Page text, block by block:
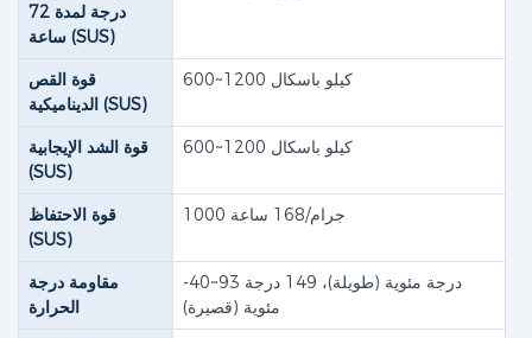
درجة لمدة 72
ساعة (SUS)
قوة القص
الديناميكية (SUS)
600~1200 كيلو باسكال
قوة الشد الإيجابية
(SUS)
600~1200 كيلو باسكال
قوة الاحتفاظ
(SUS)
1000 جرام/168 ساعة
مقاومة درجة
الحرارة
-40~93 ​​درجة مئوية (طويلة)، 149 درجة
مئوية (قصيرة)